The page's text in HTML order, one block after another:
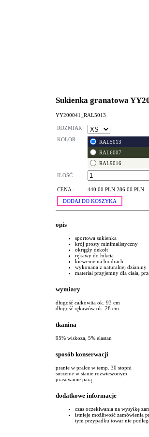
Sukienka granatowa
YY200041_RAL5013
ROZMIAR :
KOLOR :
RAL5013
RAL6007
RAL9016
ILOŚĆ :
CENA : 440,00 PLN 286,00 PLN
DODAJ DO KOSZYKA
opis
sportowa sukienka
krój prosty minimalistyczny
okrągły dekolt
rękawy do łokcia
kieszenie na biodrach
wykonana z naturalnej dzianiny
materiał przyjemny dla ciała,
wymiary
długość całkowita ok. 93 cm
długość rękawów ok. 28 cm
tkanina
95% wiskoza, 5% elastan
sposób konserwacji
pranie w pralce w temp. 30 stopni
suszenie w stanie rozwieszonym
prasowanie parą
dodatkowe informacje
czas oczekiwania na wysyłkę
istnieje możliwość zamówienia
tym przypadku towar nie